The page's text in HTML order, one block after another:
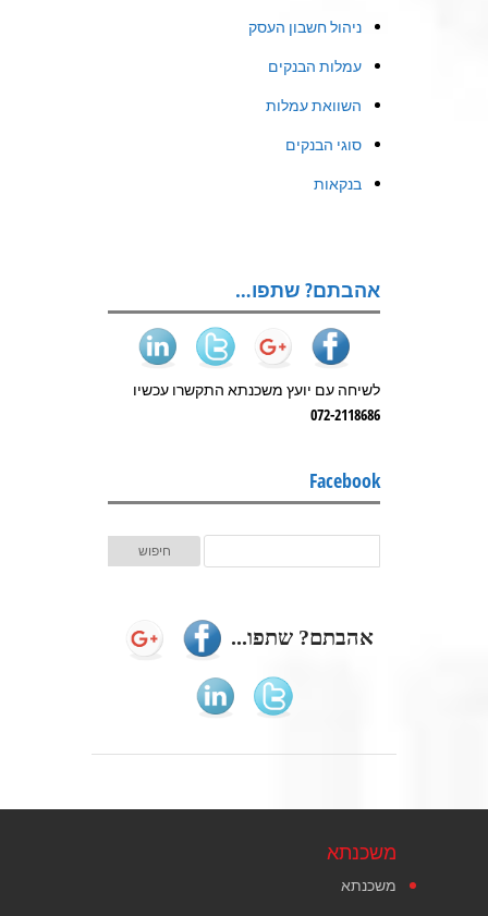
ניהול חשבון העסק
עמלות הבנקים
השוואת עמלות
סוגי הבנקים
בנקאות
אהבתם? שתפו…
לשיחה עם יועץ משכנתא התקשרו עכשיו
072-2118686
Facebook
אהבתם? שתפו...
משכנתא
משכנתא